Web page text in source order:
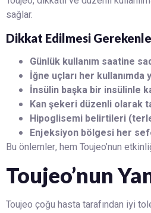
sağlar.
Dikkat Edilmesi
Günlük kullanım saatine
İğne uçları her kullanımda
İnsülin başka bir insülinle
Kan şekeri düzenli olarak
Hipoglisemi belirtileri
Enjeksiyon bölgesi her
Bu önlemler, hem Toujeo’nun
Toujeo’nun
Toujeo çoğu hasta tarafından iyi